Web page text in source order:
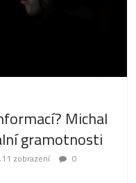
Michal
gramotnosti
zobrazení
0